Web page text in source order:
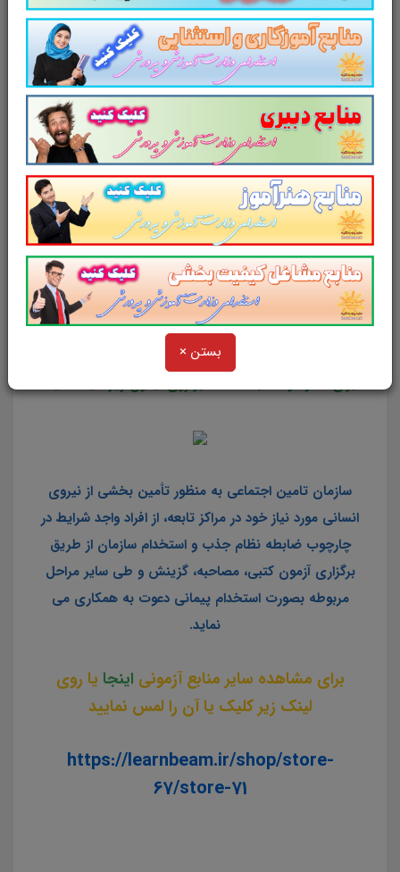
بستن ×
تست منابع استخدامی کارشناس امور بیمه
ای تامین اجتماعی
برای خرید و دانلودمنابع عمومی
آزموناستخدامی سازمان تامین اجتماعی روی
عنوانزیر کلیک کنید
خرید منابع عمومی آزمون استخدامی
سازمان تامین اجتماعی سال 1403
نکته:
این منبع به صورت فشرده شده (زیپ) می باشد. لذا
برای برای باز شدن در گوشی نیاز به برنامه winrar دارد.
سازمان تامین اجتماعی به منظور تأمین بخشی از نیروی
انسانی مورد نیاز خود در مراکز تابعه، از افراد واجد شرایط در
چارچوب ضابطه نظام جذب و استخدام سازمان از طریق
برگزاری آزمون کتبی، مصاحبه، گزینش و طی سایر مراحل
مربوطه بصورت استخدام پیمانی دعوت به همکاری می
نماید.
برای مشاهده سایر منابع آزمونی اینجا یا روی
لینک زیر کلیک یا آن را لمس نمایید
https://learnbeam.ir/shop/store-
67/store-71